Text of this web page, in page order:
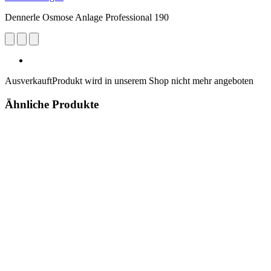
Dennerle Osmose Anlage Professional 190
AusverkauftProdukt wird in unserem Shop nicht mehr angeboten
Ähnliche Produkte